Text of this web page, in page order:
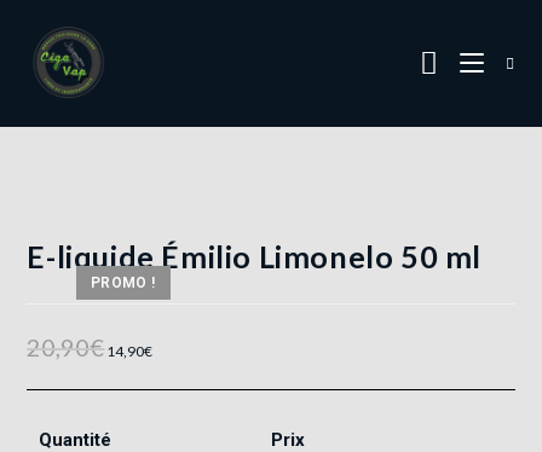
PROMO !
E-liquide Émilio Limonelo 50 ml
20,90€ 14,90€
Quantité Prix